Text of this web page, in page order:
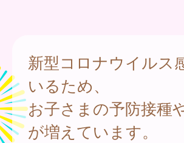
新型コロナウイルス
いるため、
お子さまの予防接種
が増えています。